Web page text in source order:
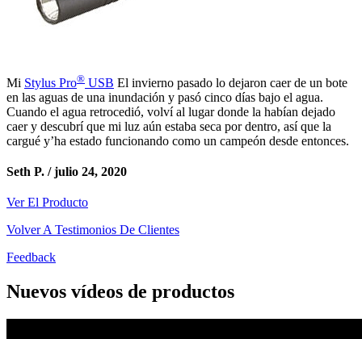
Mi Stylus Pro® USB El invierno pasado lo dejaron caer de un bote
en las aguas de una inundación y pasó cinco días bajo el agua.
Cuando el agua retrocedió, volví al lugar donde la habían dejado
caer y descubrí que mi luz aún estaba seca por dentro, así que la
cargué y’ha estado funcionando como un campeón desde entonces.
Seth P. /julio 24, 2020
Ver El Producto
Volver A Testimonios De Clientes
Feedback
Nuevos vídeos de productos